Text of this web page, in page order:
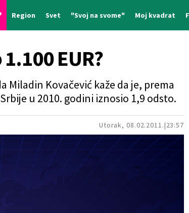
Region Svet "Svoj na svome" Moj kvadrat
Utorak, 08.02.2011. 23:57
EUR?
Kovačević kaže da je, prema
u 2010. godini iznosio 1,9 odsto.